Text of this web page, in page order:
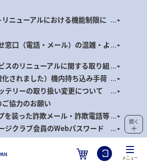
ニューアルにおける機能制限に
窓口（電話・メール）の混雑・よ
いて
スのリニューアルに関する取り組
化されました）機内持ち込み手荷
するお願い（2026年7月1日搭乗
テリーの取り扱い変更について
より）
協力のお願い
を装った詐欺メール・詐欺電話等
ジクラブ会員のWebパスワード
ュリティ対策推奨のお知らせ
開く
メニュー